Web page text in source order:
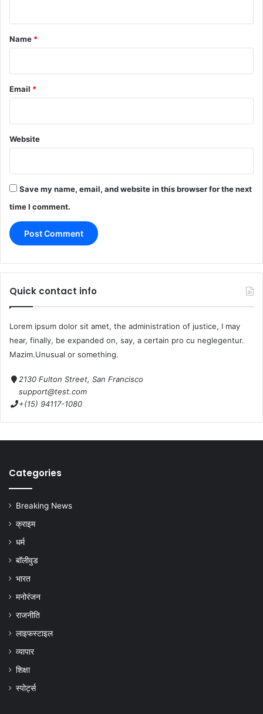
*
Name *
Email *
Website
Save my name, email, and website in this browser for the next
time I comment.
Quick contact info
Lorem ipsum dolor sit amet, the administration of justice, I may
hear, finally, be expanded on, say, a certain pro cu neglegentur.
Mazim.Unusual or something.
2130 Fulton Street, San Francisco
support@test.com
+(15) 94117-1080
Categories
Breaking News
क्राइम
धर्म
बॉलीवुड
भारत
मनोरंजन
राजनीति
लाइफस्टाइल
व्यापार
शिक्षा
स्पोर्ट्स